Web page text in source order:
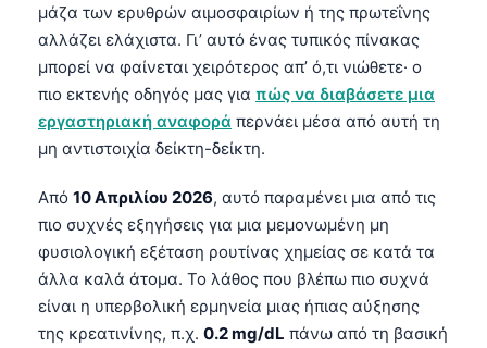
μάζα των ερυθρών αιμοσφαιρίων ή της πρωτεΐνης
αλλάζει ελάχιστα. Γι’ αυτό ένας τυπικός πίνακας
μπορεί να φαίνεται χειρότερος απ’ ό,τι νιώθετε· ο
πιο εκτενής οδηγός μας για πώς να διαβάσετε μια
εργαστηριακή αναφορά περνάει μέσα από αυτή τη
μη αντιστοιχία δείκτη-δείκτη.
Από 10 Απριλίου 2026, αυτό παραμένει μια από τις
πιο συχνές εξηγήσεις για μια μεμονωμένη μη
φυσιολογική εξέταση ρουτίνας χημείας σε κατά τα
άλλα καλά άτομα. Το λάθος που βλέπω πιο συχνά
είναι η υπερβολική ερμηνεία μιας ήπιας αύξησης
της κρεατινίνης, π.χ. 0.2 mg/dL πάνω από τη βασική